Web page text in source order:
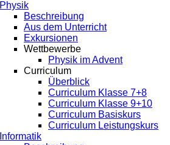
Physik
Beschreibung
Aus dem Unterricht
Exkursionen
Wettbewerbe
Physik im Advent
Curriculum
Überblick
Curriculum Klasse 7+8
Curriculum Klasse 9+10
Curriculum Basiskurs
Curriculum Leistungskurs
Informatik